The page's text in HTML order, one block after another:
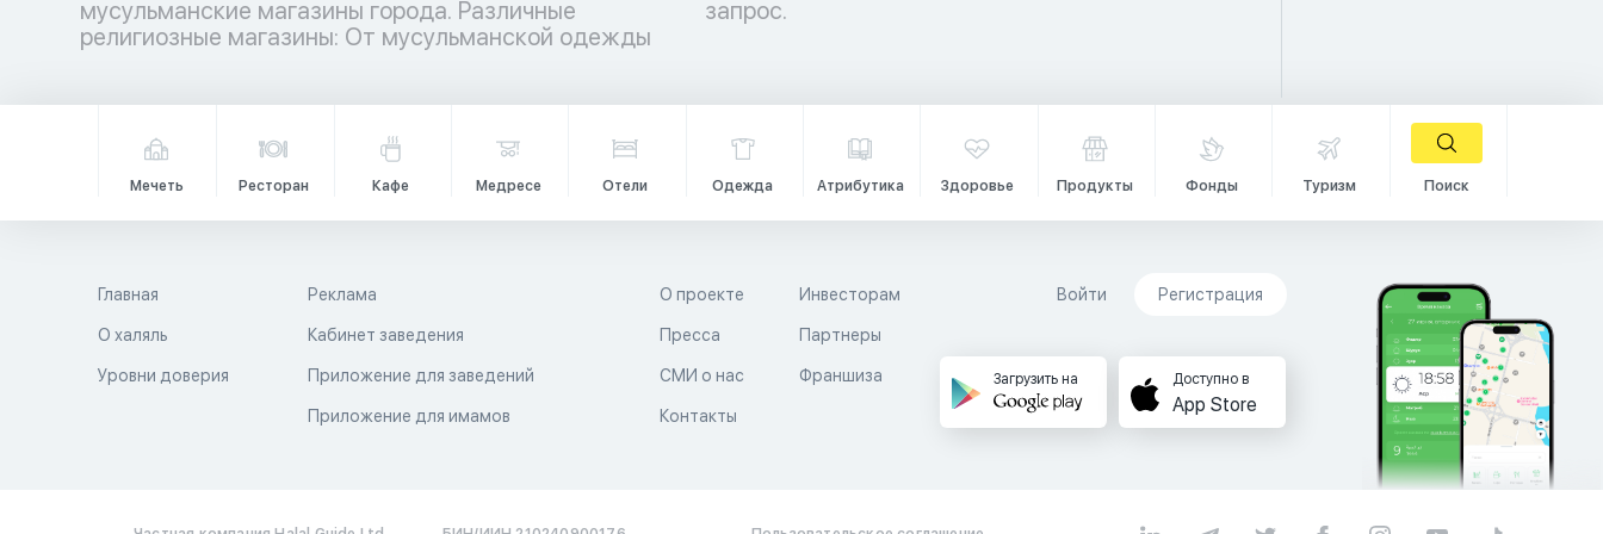
мусульманские магазины города. Различные
религиозные магазины: От мусульманской одежды
запрос.
Мечеть Ресторан Кафе Медресе Отели Одежда Атрибутика Здоровье Продукты Фонды Туризм Поиск
Главная
О халяль
Уровни доверия
Реклама
Кабинет заведения
Приложение для заведений
Приложение для имамов
О проекте
Пресса
СМИ о нас
Контакты
Инвесторам
Партнеры
Франшиза
Войти Регистрация
Загрузить на Доступно в
App Store